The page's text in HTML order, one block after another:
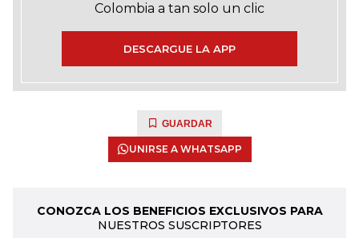
Colombia a tan solo un clic
DESCARGUE LA APP
GUARDAR
UNIRSE A WHATSAPP
CONOZCA LOS BENEFICIOS EXCLUSIVOS PARA
NUESTROS SUSCRIPTORES